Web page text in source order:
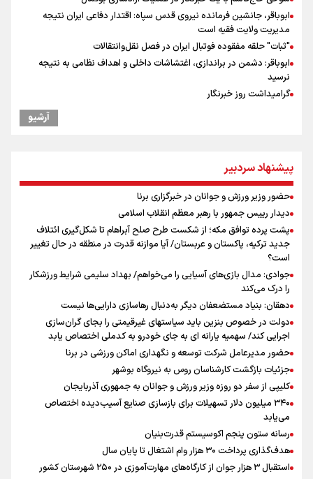
ابوباقر، جانشین فرمانده نیروی قدس سپاه: اقتدار دفاعی ایران نتیجه
مدیریت ولایت فقیه است
"ثبات" حلقه مفقوده فوتبال ایران در فصل نقل‌وانتقالات
ابوباقر: دشمن در براندازی، اغتشاشات داخلی و اهداف نظامی به نتیجه
نرسید
گرامیداشت روز خبرنگار
رهبر شهید انقلاب: آمریکایی‌ها صدها هزار نفر را با بمب اتم کشتند بدون
بازار دارد؟
نشست استاندار فارس با خبرنگاران
آیین بزرگداشت روز خبرنگار در صدا و سیمای مرکز فارس برگزار شد
نتایج نهایی آزمون دکتری ۱۴۰۵ اواخر مردادماه اعلام می‌شود
آرشیو
پیشنهاد سردبیر
حضور وزیر ورزش و جوانان در خبرگزاری برنا
دیدار رییس جمهور با رهبر معظم انقلاب اسلامی
پشت پرده توافق مکه؛ از شکست طرح صلح آبراهام تا شکل‌گیری ائتلاف
جدید ترکیه، پاکستان و عربستان/ آیا موازنه قدرت در منطقه در حال تغییر
است؟
جوادی: مدال بازی‌های آسیایی را می‌خواهم/ بهداد سلیمی شرایط ورزشکار
را درک می‌کند
دهقان: بنیاد مستضعفان دیگر به‌دنبال رهاسازی دارایی‌ها نیست
دولت در خصوص بنزین باید سیاستهای غیرقیمتی را بجای گران‌سازی
اجرایی کند/ سهمیه یارانه ای به جای خودرو به کدملی اختصاص یابد
حضور مدیرعامل شرکت توسعه و نگهداری اماکن ورزشی در برنا
جزئیات بازگشت کارشناسان روس به نیروگاه بوشهر
کلیپی از سفر دو روزه وزیر ورزش و جوانان به جمهوری آذربایجان
۳۴۰ میلیون دلار تسهیلات برای بازسازی صنایع آسیب‌دیده اختصاص
می‌یابد
رسانه ستون پنجم اکوسیستم قدرت‌بنیان
هدف‌گذاری پرداخت ۳۰ هزار وام اشتغال تا پایان سال
استقبال ۳ هزار جوان از کارگاه‌های مهارت‌آموزی در ۲۵۰ شهرستان کشور